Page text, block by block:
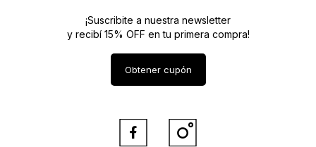
¡Suscribite a nuestra newsletter
y recibí 15% OFF en tu primera compra!
Obtener cupón
 